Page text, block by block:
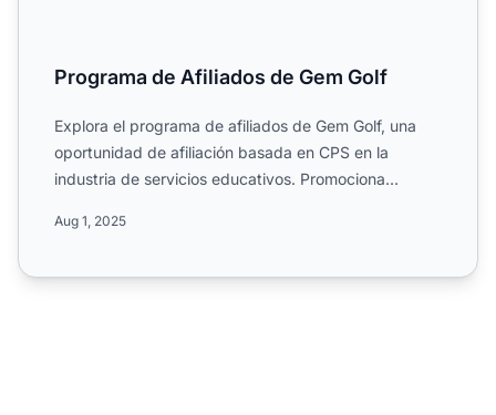
Programa de Afiliados de Gem Golf
Explora el programa de afiliados de Gem Golf, una
oportunidad de afiliación basada en CPS en la
industria de servicios educativos. Promociona
Aug 1, 2025